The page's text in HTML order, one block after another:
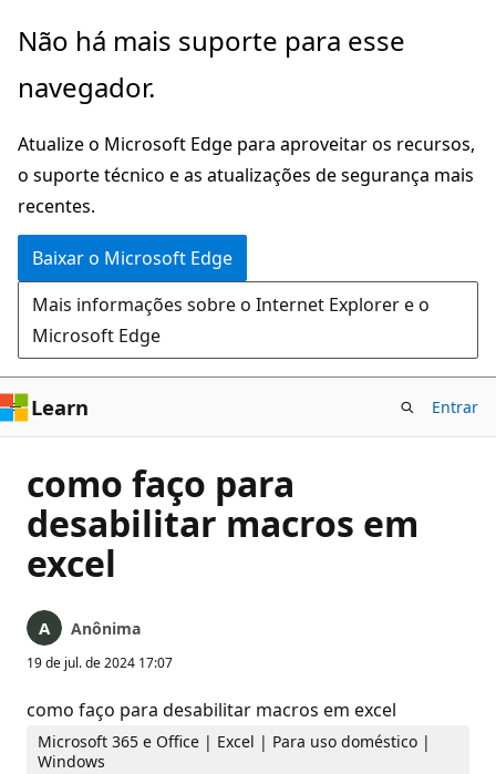
Pular
o
principal
Não há mais suporte para esse
navegador.
Atualize o Microsoft Edge para aproveitar os recursos,
o suporte técnico e as atualizações de segurança mais
recentes.
Baixar o Microsoft Edge
Mais informações sobre o Internet Explorer e o
Microsoft Edge
Learn Entrar
como faço para
desabilitar macros em
excel
Anônima
19 de jul. de 2024 17:07
como faço para desabilitar macros em excel
Microsoft 365 e Office | Excel | Para uso doméstico |
Windows